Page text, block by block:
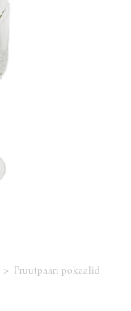
> Pruutpaari pokaalid